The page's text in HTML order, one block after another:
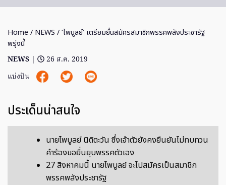
Home / NEWS / ‘ไพบูลย์’ เตรียมยื่นสมัครสมาชิกพรรคพลังประชารัฐ
พรุ่งนี้
NEWS |
26 ส.ค. 2019
แบ่งปัน
ประเด็นน่าสนใจ
นายไพบูลย์ นิติตะวัน ซึ่งเจ้าตัวยังคงยืนยันไม่ทบทวน
คำร้องขอยื่นยุบพรรคตัวเอง
27 สิงหาคมนี้ นายไพบูลย์ จะไปสมัครเป็นสมาชิก
พรรคพลังประชารัฐ